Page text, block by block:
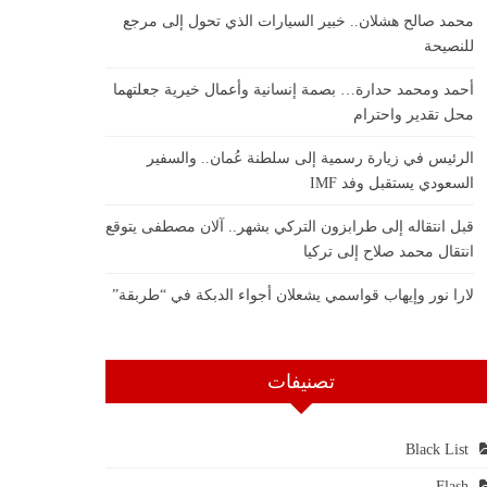
محمد صالح هشلان.. خبير السيارات الذي تحول إلى مرجع
للنصيحة
أحمد ومحمد حدارة… بصمة إنسانية وأعمال خيرية جعلتهما
محل تقدير واحترام
الرئيس في زيارة رسمية إلى سلطنة عُمان.. والسفير
السعودي يستقبل وفد IMF
قبل انتقاله إلى طرابزون التركي بشهر.. آلان مصطفى يتوقع
انتقال محمد صلاح إلى تركيا
لارا نور وإيهاب قواسمي يشعلان أجواء الدبكة في “طربقة”
تصنيفات
Black List